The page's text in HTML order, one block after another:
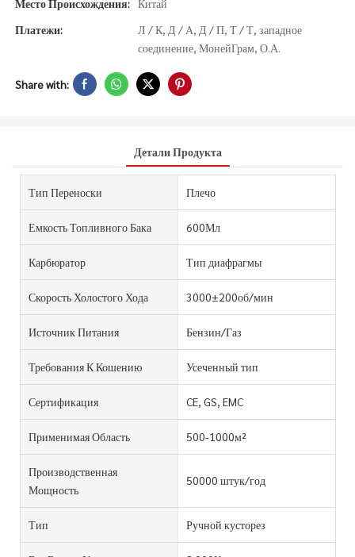
Место Происхождения: Китай
Платежи:
Л / К, Д / А, Д / П, Т / Т, западное
соединение, МонейГрам, О.А.
Share with:
Детали Продукта
Тип Переноски Плечо
Емкость Топливного Бака 600Мл
Карбюратор Тип диафрагмы
Скорость Холостого Хода 3000±200об/мин
Источник Питания Бензин/Газ
Требования К Кошению Усеченный тип
Сертификация CE, GS, EMC
Применимая Область 500-1000м²
Производственная
Мощность
50000 штук/год
Тип Ручной кусторез